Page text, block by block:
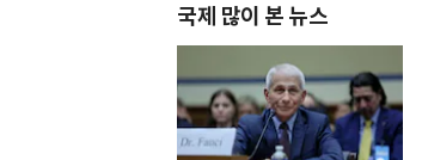
국제 많이 본 뉴스